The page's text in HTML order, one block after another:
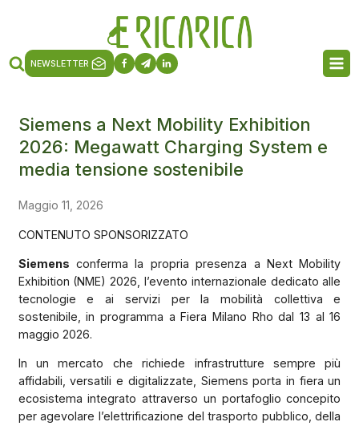
NEWSLETTER
Siemens a Next Mobility Exhibition
2026: Megawatt Charging System e
media tensione sostenibile
Maggio 11, 2026
CONTENUTO SPONSORIZZATO
Siemens conferma la propria presenza a Next Mobility
Exhibition (NME) 2026, l’evento internazionale dedicato alle
tecnologie e ai servizi per la mobilità collettiva e
sostenibile, in programma a Fiera Milano Rho dal 13 al 16
maggio 2026.
In un mercato che richiede infrastrutture sempre più
affidabili, versatili e digitalizzate, Siemens porta in fiera un
ecosistema integrato attraverso un portafoglio concepito
per agevolare l’elettrificazione del trasporto pubblico, della